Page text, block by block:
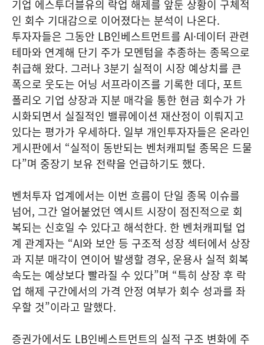
기업 에스투더블유의 락업 해제를 앞둔 상황이 구체적
인 회수 기대감으로 이어졌다는 분석이 나온다.
투자자들은 그동안 LB인베스트먼트를 AI·데이터 관련
테마와 연계해 단기 주가 모멘텀을 추종하는 종목으로
취급해 왔다. 그러나 3분기 실적이 시장 예상치를 큰
폭으로 웃도는 어닝 서프라이즈를 기록한 데다, 포트
폴리오 기업 상장과 지분 매각을 통한 현금 회수가 가
시화되면서 실질적인 밸류에이션 재산정이 이뤄지고
있다는 평가가 우세하다. 일부 개인투자자들은 온라인
게시판에서 “실적이 동반되는 벤처캐피털 종목은 드물
다”며 중장기 보유 전략을 언급하기도 했다.
벤처투자 업계에서는 이번 흐름이 단일 종목 이슈를
넘어, 그간 얼어붙었던 엑시트 시장이 점진적으로 회
복되는 신호일 수 있다고 해석한다. 한 벤처캐피털 업
계 관계자는 “AI와 보안 등 구조적 성장 섹터에서 상장
과 지분 매각이 연이어 발생할 경우, 운용사 실적 회복
속도는 예상보다 빨라질 수 있다”며 “특히 상장 후 락
업 해제 구간에서의 가격 안정 여부가 회수 성과를 좌
우할 것”이라고 말했다.
증권가에서도 LB인베스트먼트의 실적 구조 변화에 주